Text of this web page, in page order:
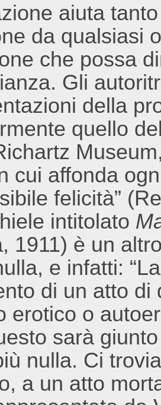
aiuta
da qualsiasi
che possa
Gli
della
quello
cui affonda
felicità”
intitolato
1911) è un
e infatti:
di un atto
erotico o
sarà
nulla. Ci
a un atto